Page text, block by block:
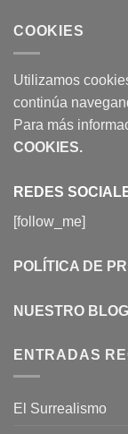
COOKIES
Utilizamos
continúa
Para más
COOKIES.
REDES
[follow_me]
POLÍTICA DE
NUESTRO BLOG
ENTRADAS
El Surrealismo